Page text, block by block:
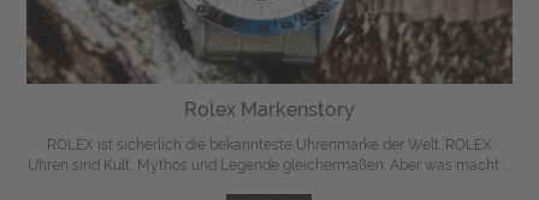
Rolex Markenstory
ROLEX ist sicherlich die bekannteste Uhrenmarke der Welt. ROLEX
Uhren sind Kult, Mythos und Legende gleichermaßen. Aber was macht ...